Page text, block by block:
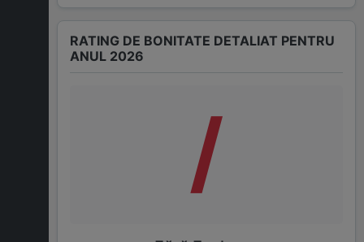
RATING DE BONITATE DETALIAT PENTRU
ANUL 2026
/